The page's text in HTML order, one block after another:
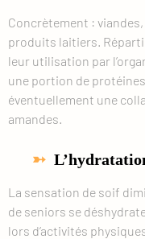
Concrètement :
produits laitiers.
leur utilisation par
une portion de
éventuellement une
amandes.
La sensation de soif
de seniors se
lors d’activités